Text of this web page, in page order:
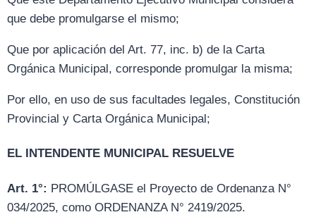
que debe promulgarse el mismo;
Que por aplicación del Art. 77, inc. b) de la Carta
Orgánica Municipal, corresponde promulgar la misma;
Por ello, en uso de sus facultades legales, Constitución
Provincial y Carta Orgánica Municipal;
EL INTENDENTE MUNICIPAL RESUELVE
Art. 1°: PROMÚLGASE el Proyecto de Ordenanza N°
034/2025, como ORDENANZA N° 2419/2025.